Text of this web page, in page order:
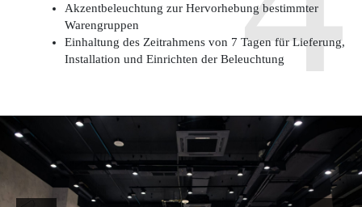
Akzentbeleuchtung zur Hervorhebung bestimmter
Warengruppen
Einhaltung des Zeitrahmens von 7 Tagen für Lieferung,
Installation und Einrichten der Beleuchtung